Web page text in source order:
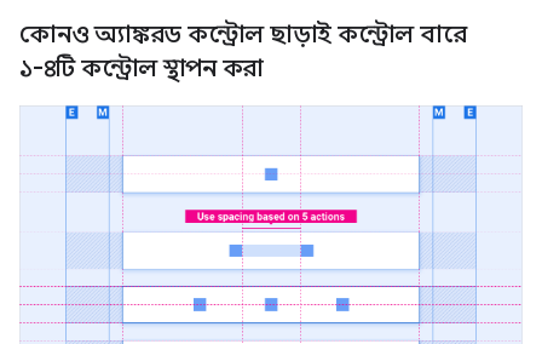
কোনও অ্যাঙ্করড কন্ট্রোল ছাড়াই কন্ট্রোল বারে
১-৪টি কন্ট্রোল স্থাপন করা